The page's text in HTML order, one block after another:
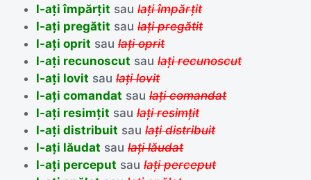
l-ați împărțit saulați împărțit
l-ați pregătit saulați pregătit
l-ați oprit saulați oprit
l-ați recunoscut saulați recunoscut
l-ați lovit saulați lovit
l-ați comandat saulați comandat
l-ați resimțit saulați resimțit
l-ați distribuit saulați distribuit
l-ați lăudat saulați lăudat
l-ați perceput saulați perceput